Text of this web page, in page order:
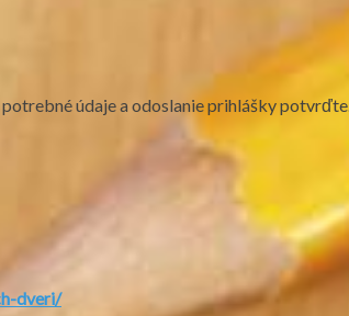
údaje a odoslanie prihlášky potvrďte.
dveri/